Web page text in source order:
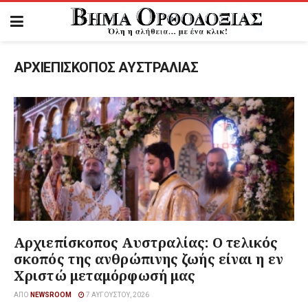
ΑΡΧΙΕΠΙΣΚΟΠΟΣ ΑΥΣΤΡΑΛΙΑΣ
Αρχιεπίσκοπος Αυστραλίας: Ο τελικός
σκοπός της ανθρώπινης ζωής είναι η εν
Χριστώ μεταμόρφωσή μας
ΑΠΌ NEWSROOM 7 ΑΥΓΟΎΣΤΟΥ, 2026